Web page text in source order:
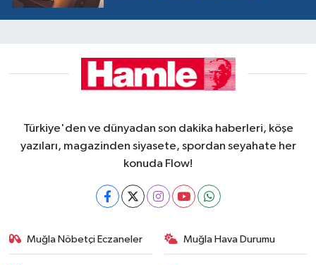
Türkiye'den ve dünyadan son dakika haberleri, köşe
yazıları, magazinden siyasete, spordan seyahate her
konuda Flow!
Muğla Nöbetçi Eczaneler Muğla Hava Durumu